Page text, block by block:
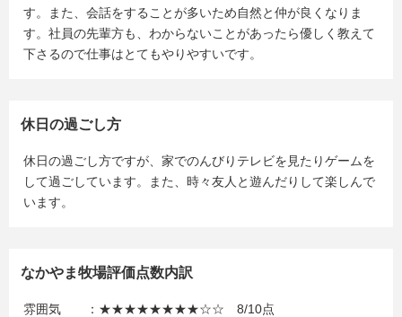
す。また、会話をすることが多いため自然と仲が良くなりま
す。社員の先輩方も、わからないことがあったら優しく教えて
下さるので仕事はとてもやりやすいです。
休日の過ごし方
休日の過ごし方ですが、家でのんびりテレビを見たりゲームを
して過ごしています。また、時々友人と遊んだりして楽しんで
います。
なかやま牧場評価点数内訳
雰囲気 ：★★★★★★★★☆☆ 8/10点